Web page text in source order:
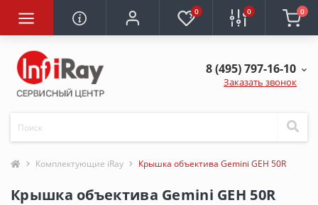
0 0 0
8 (495) 797-16-10
Заказать звонок
Комплектующие iRay Крышка объектива Gemini GEH 50R
Крышка объектива Gemini GEH 50R